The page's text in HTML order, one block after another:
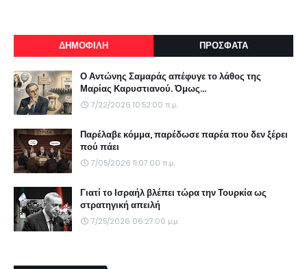
ΔΗΜΟΦΙΛΗ ΠΡΟΣΦΑΤΑ
Ο Αντώνης Σαμαράς απέφυγε το λάθος της
Μαρίας Καρυστιανού. Όμως...
7/22/2026 10:52:00 π.μ.
Παρέλαβε κόμμα, παρέδωσε παρέα που δεν ξέρει
πού πάει
7/05/2026 11:07:00 π.μ.
Γιατί το Ισραήλ βλέπει τώρα την Τουρκία ως
στρατηγική απειλή
7/25/2026 06:27:00 μ.μ.